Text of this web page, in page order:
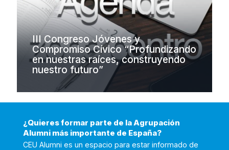
III Congreso Jóvenes y
Compromiso Cívico “Profundizando
en nuestras raíces, construyendo
nuestro futuro”
¿Quieres formar parte de la Agrupación
Alumni más importante de España?
CEU Alumni es un espacio para estar informado de